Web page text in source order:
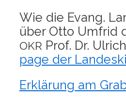
Wie die Evang.
über Otto Umfrid
OKR Prof. Dr.
page der
Erklä­rung am